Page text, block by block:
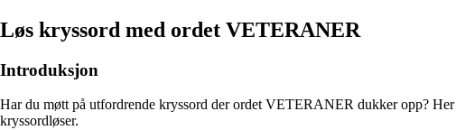
Løs kryssord med ordet VETERANER
Introduksjon
Har du møtt på utfordrende kryssord der ordet VETERANER dukker opp?
kryssordløser.